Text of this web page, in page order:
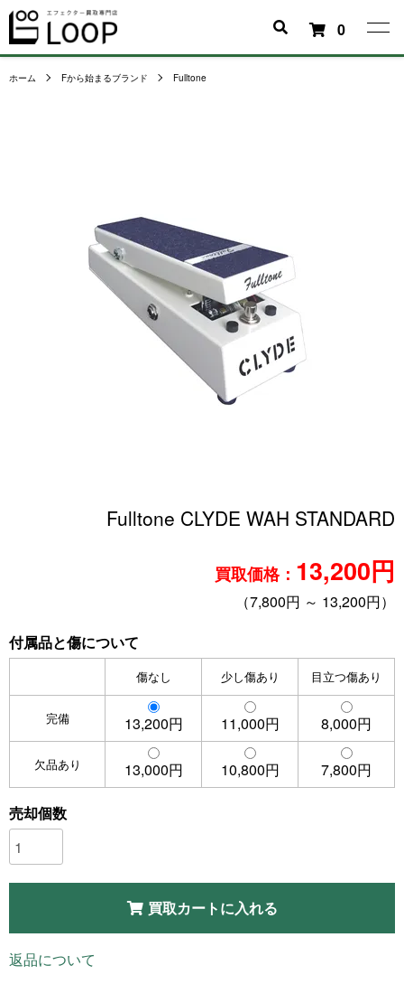
0
ホーム Fから始まるブランド Fulltone
Fulltone CLYDE WAH STANDARD
買取価格： 13,200円
（7,800円 ～ 13,200円）
付属品と傷について
傷なし 少し傷あり 目立つ傷あり
完備 13,200円 11,000円 8,000円
欠品あり 13,000円 10,800円 7,800円
売却個数
買取カートに入れる
返品について